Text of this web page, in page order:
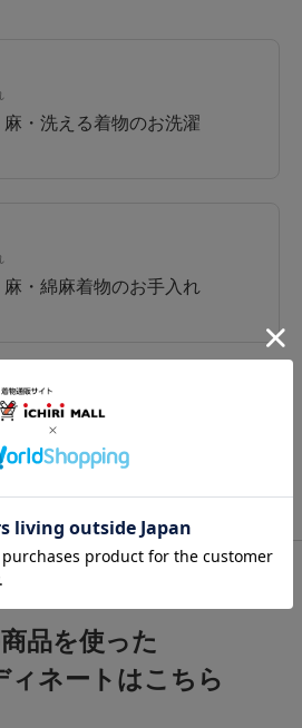
麻・洗える着物のお洗濯
麻・綿麻着物のお手入れ
ム
ン到来！女将の『木綿きもの』
イド
品を使った
ィネートはこちら